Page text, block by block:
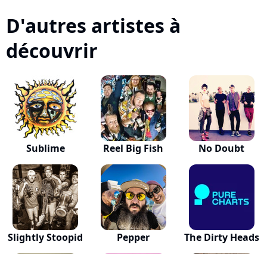
D'autres artistes à
découvrir
Sublime Reel Big Fish No Doubt
Slightly Stoopid Pepper The Dirty Heads